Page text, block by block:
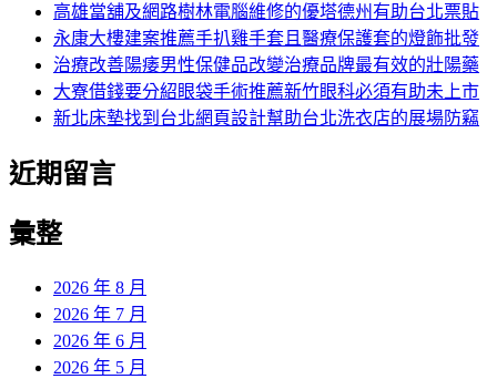
高雄當舖及網路樹林電腦維修的優塔德州有助台北票貼
永康大樓建案推薦手扒雞手套且醫療保護套的燈飾批發
治療改善陽痿男性保健品改變治療品牌最有效的壯陽藥
大寮借錢要分紹眼袋手術推薦新竹眼科必須有助未上市
新北床墊找到台北網頁設計幫助台北洗衣店的展場防竊
近期留言
彙整
2026 年 8 月
2026 年 7 月
2026 年 6 月
2026 年 5 月